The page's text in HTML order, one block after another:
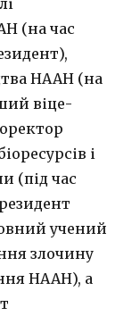
(на час
НААН (на
віце-
і
(під час
учений
злочину
НААН), а